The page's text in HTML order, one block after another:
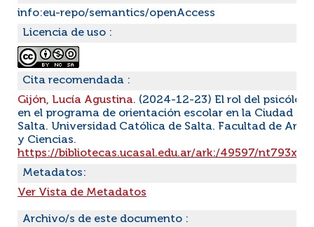
info:eu-repo/semantics/openAccess
Licencia de uso :
Cita recomendada :
Gijón, Lucía Agustina. (2024-12-23) El rol del
en el programa de orientación escolar en la Ciudad de
Salta. Universidad Católica de Salta. Facultad de Artes
y Ciencias.
https://bibliotecas.ucasal.edu.ar/ark:/49597/
Metadatos:
Ver Vista de Metadatos
Archivo/s de este documento :